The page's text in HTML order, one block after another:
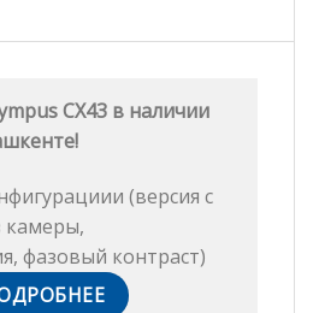
CX43 в наличии
(версия с
камеры,
фазовый контраст)